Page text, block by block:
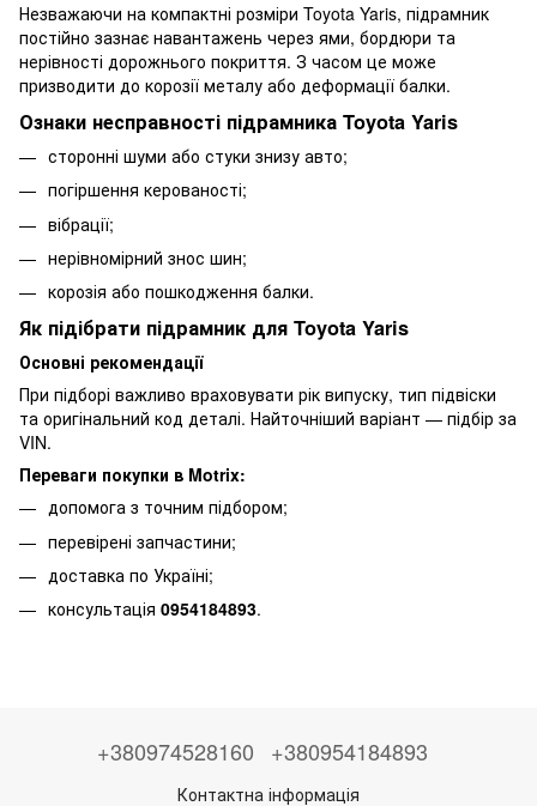
Незважаючи на компактні розміри Toyota Yaris, підрамник
постійно зазнає навантажень через ями, бордюри та
нерівності дорожнього покриття. З часом це може
призводити до корозії металу або деформації балки.
Ознаки несправності підрамника Toyota Yaris
сторонні шуми або стуки знизу авто;
погіршення керованості;
вібрації;
нерівномірний знос шин;
корозія або пошкодження балки.
Як підібрати підрамник для Toyota Yaris
Основні рекомендації
При підборі важливо враховувати рік випуску, тип підвіски
та оригінальний код деталі. Найточніший варіант — підбір за
VIN.
Переваги покупки в Motrix:
допомога з точним підбором;
перевірені запчастини;
доставка по Україні;
консультація 0954184893.
+380974528160 +380954184893
Контактна інформація